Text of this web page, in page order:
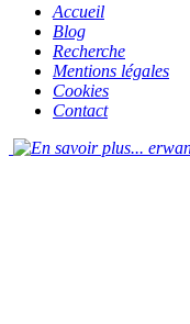
Accueil
Blog
Recherche
Mentions légales
Cookies
Contact